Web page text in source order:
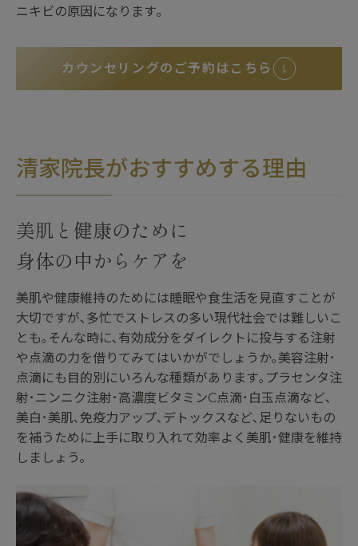
ニキビの原因になります｡
カウンセリングのご予約はこちら
清家院長がおすすめする理由
美肌と健康のために
身体の中からケアを
美肌や健康維持のためには睡眠や食生活を見直すことが
大切ですが､多忙でストレスの多い現代社会では難しいこ
とも｡そんな時に､有効成分をダイレクトに投与する注射
や点滴の力を借りてみてはいかがでしょうか｡美容注射･
点滴にも目的別にいろんな種類があります｡プラセンタ注
射･ニンニク注射･高濃度ビタミンC点滴･白玉点滴など､
美白･美肌､免疫力アップ､デトックスなど､足りないもの
を補うために上手に取り入れて効率よく美肌･健康を維持
しましょう｡